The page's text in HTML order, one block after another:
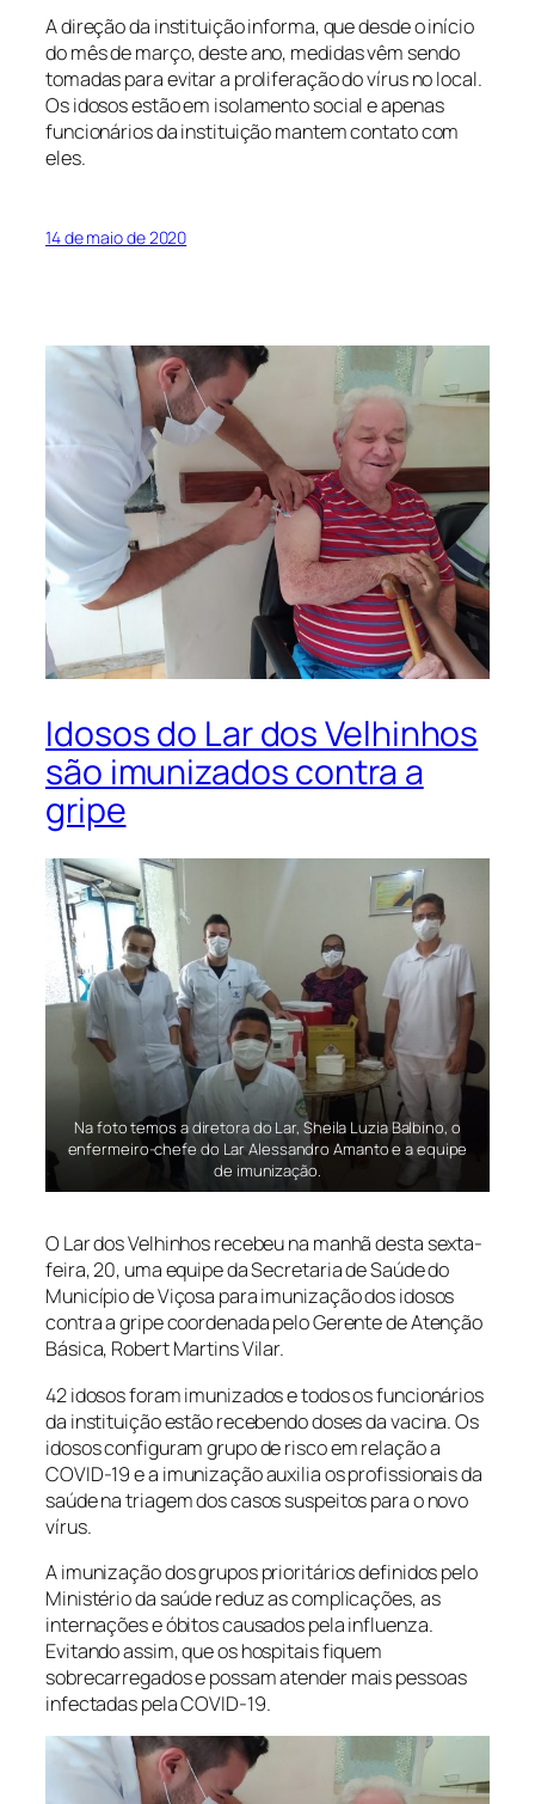
A direção da instituição informa, que desde o início
do mês de março, deste ano, medidas vêm sendo
tomadas para evitar a proliferação do vírus no local.
Os idosos estão em isolamento social e apenas
funcionários da instituição mantem contato com
eles.
14 de maio de 2020
Idosos do Lar dos Velhinhos
são imunizados contra a
gripe
Na foto temos a diretora do Lar, Sheila Luzia Balbino, o
enfermeiro-chefe do Lar Alessandro Amanto e a equipe
de imunização.
O Lar dos Velhinhos recebeu na manhã desta sexta-
feira, 20, uma equipe da Secretaria de Saúde do
Município de Viçosa para imunização dos idosos
contra a gripe coordenada pelo Gerente de Atenção
Básica, Robert Martins Vilar.
42 idosos foram imunizados e todos os funcionários
da instituição estão recebendo doses da vacina. Os
idosos configuram grupo de risco em relação a
COVID-19 e a imunização auxilia os profissionais da
saúde na triagem dos casos suspeitos para o novo
vírus.
A imunização dos grupos prioritários definidos pelo
Ministério da saúde reduz as complicações, as
internações e óbitos causados pela influenza.
Evitando assim, que os hospitais fiquem
sobrecarregados e possam atender mais pessoas
infectadas pela COVID-19.